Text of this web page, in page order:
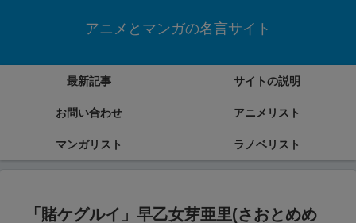
アニメとマンガの名言サイト
最新記事 サイトの説明
お問い合わせ アニメリスト
マンガリスト ラノベリスト
「賭ケグルイ」早乙女芽亜里(さおとめめ